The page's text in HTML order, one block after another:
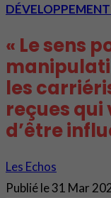
« Le sens
les
reçues qui
d’être
Les Echos
Publié le31 Mar